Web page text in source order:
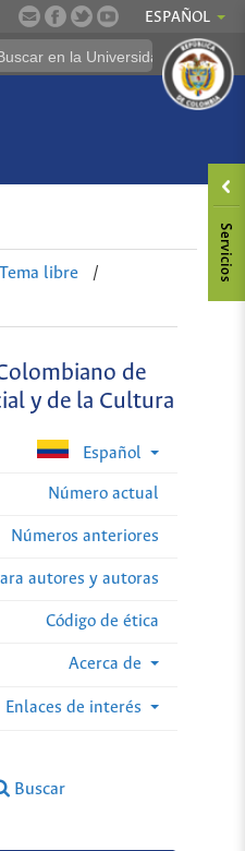
ESPAÑOL
libre
/
de
y de la Cultura
Español
Número actual
Números anteriores
autores y autoras
Código de ética
Acerca de
Enlaces de interés
Buscar